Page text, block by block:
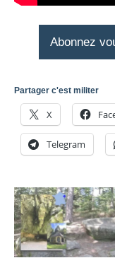
Abonnez
Partager c'est militer
X
Telegram